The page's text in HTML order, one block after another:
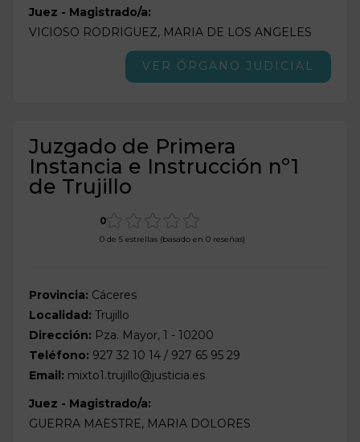
Juez - Magistrado/a:
VICIOSO RODRIGUEZ, MARIA DE LOS ANGELES
VER ÓRGANO JUDICIAL
Juzgado de Primera
Instancia e Instrucción nº1
de Trujillo
0
0 de 5 estrellas (basado en 0 reseñas)
Provincia: Cáceres
Localidad: Trujillo
Dirección: Pza. Mayor, 1 - 10200
Teléfono: 927 32 10 14 / 927 65 95 29
Email: mixto1.trujillo@justicia.es
Juez - Magistrado/a:
GUERRA MAESTRE, MARIA DOLORES